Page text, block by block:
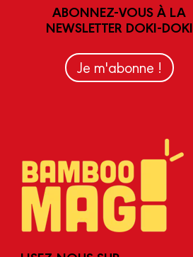
ABONNEZ-VOUS À LA
NEWSLETTER DOKI-DOKI
Je m'abonne !